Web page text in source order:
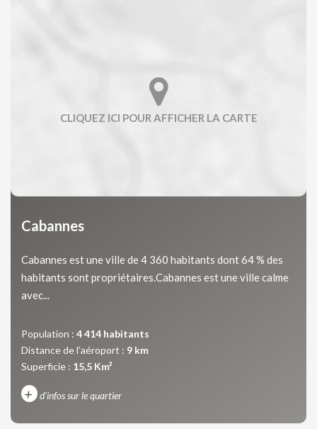
Cabannes
Cabannes est une ville de 4 360 habitants dont 64 % des
habitants sont propriétaires.Cabannes est une ville calme
avec...
Population : 4 414 habitants
Distance de l'aéroport : 9 km
Superficie : 15,5 Km²
+ d'infos sur le quartier